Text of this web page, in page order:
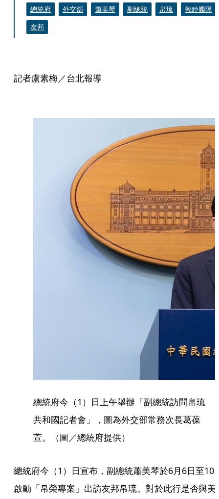
總統府 外交部 蕭美琴 副總統 帛琉
敦睦艦隊
友邦
記者盧素梅／台北報導
總統府今（1）日上午舉辦「副總統訪問帛琉
共和國記者會」，圖為外交部常務次長葛葆
萱。（圖／總統府提供）
總統府今（1）日宣布，副總統蕭美琴於6月6日至10
啟動「帛榮專案」出訪友邦帛琉。對於此行是否與美